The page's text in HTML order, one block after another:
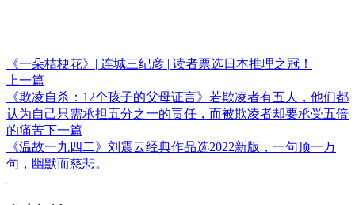
《一朵桔梗花》| 连城三纪彦 | 读者票选日本推理之冠！
上一篇
《欺凌自杀：12个孩子的父母证言》若欺凌者有五人，他们都
认为自己只需承担五分之一的责任，而被欺凌者却要承受五倍
的痛苦下一篇
《温故一九四二》刘震云经典作品选2022新版，一句顶一万
句，幽默而慈悲。